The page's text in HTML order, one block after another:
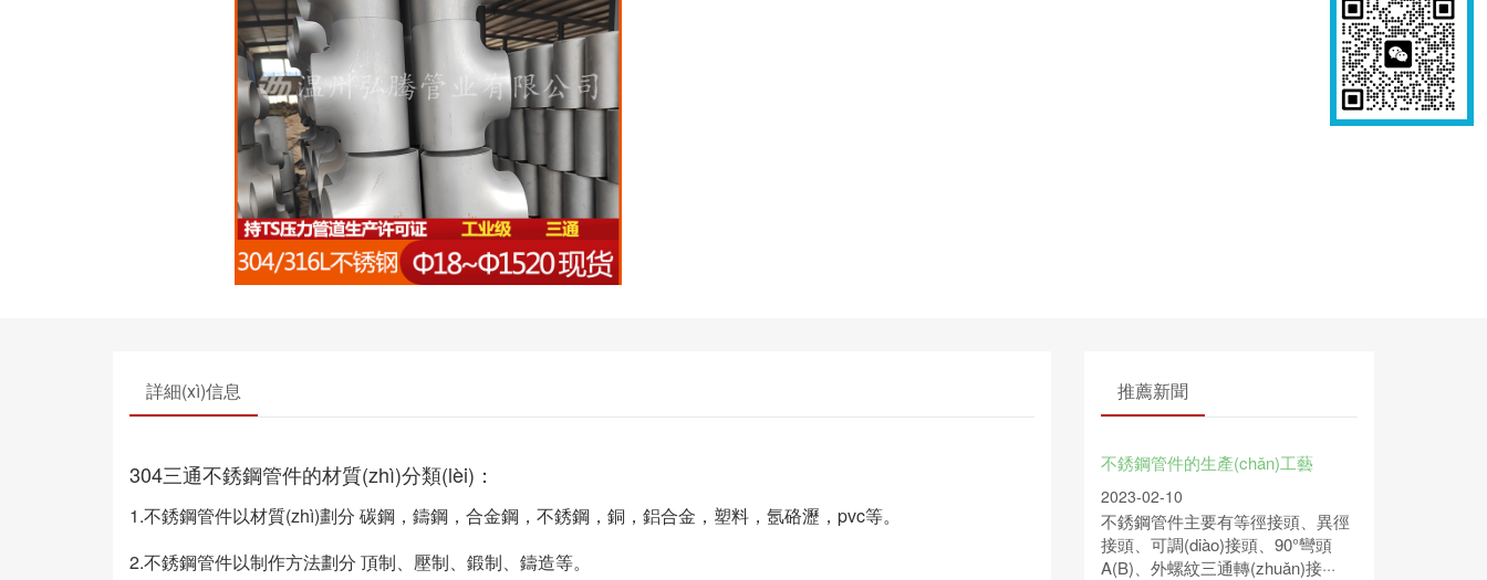
詳細(xì)信息
304三通不銹鋼管件的材質(zhì)分類(lèi)：
1.不銹鋼管件以材質(zhì)劃分 碳鋼，鑄鋼，合金鋼，不銹鋼，銅，鋁合金，塑料，氬硌瀝，pvc等。
2.不銹鋼管件以制作方法劃分 頂制、壓制、鍛制、鑄造等。
推薦新聞
不銹鋼管件的生產(chǎn)工藝
2023-02-10
不銹鋼管件主要有等徑接頭、異徑
接頭、可調(diào)接頭、90°彎頭
A(B)、外螺紋三通轉(zhuǎn)接···